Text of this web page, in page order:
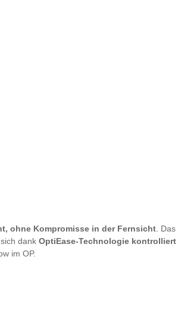
ohne Kompromisse in der Fernsicht. Das
dank OptiEase-Technologie kontrolliert
im OP.